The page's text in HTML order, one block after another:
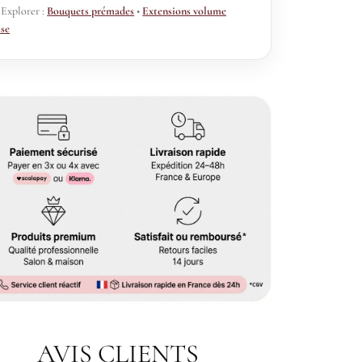
: Bouquets prémades• Extensions volume
AVIS CLIENTS